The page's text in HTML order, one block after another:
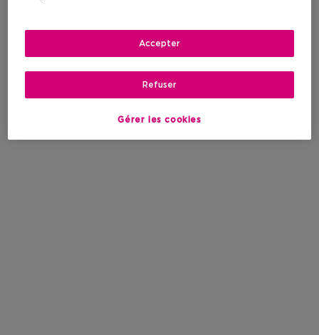
Gérer les cookies
Refuser
Accepter